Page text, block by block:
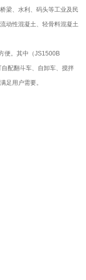
梁、水利、码头等工业及民
动性混凝土、轻骨料混凝土
便。其中（JS1500B
配翻斗车、自卸车、搅拌
足用户需要。